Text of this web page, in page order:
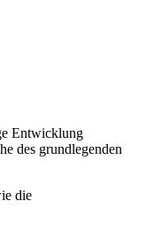
Entwicklung
des grundlegenden
die